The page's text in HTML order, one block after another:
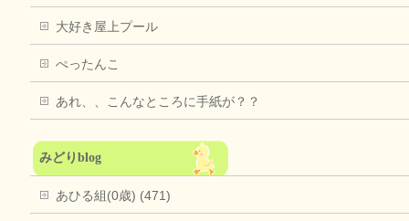
大好き屋上プール
ぺったんこ
あれ、、こんなところに手紙が？？
みどりblog
あひる組(0歳) (471)